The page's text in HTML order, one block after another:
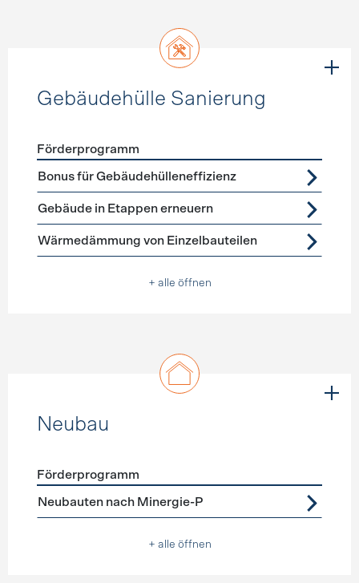
Gebäudehülle Sanierung
Förderprogramme Gebäudehülle Sanierung
Förderprogramm
Bonus für Gebäudehülleneffizienz
Gebäude in Etappen erneuern
Wärmedämmung von Einzelbauteilen
+ alle öffnen
Neubau
Förderprogramme Neubau
Förderprogramm
Neubauten nach Minergie-P
+ alle öffnen